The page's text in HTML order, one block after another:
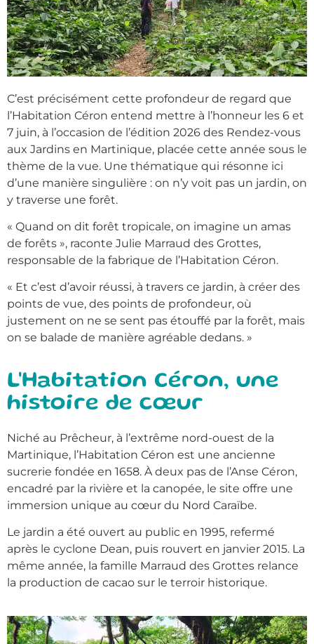
C’est précisément cette profondeur de regard que
l’Habitation Céron entend mettre à l’honneur les 6 et
7 juin, à l’occasion de l’édition 2026 des Rendez-vous
aux Jardins en Martinique, placée cette année sous le
thème de la vue. Une thématique qui résonne ici
d’une manière singulière : on n’y voit pas un jardin, on
y traverse une forêt.
« Quand on dit forêt tropicale, on imagine un amas
de forêts », raconte Julie Marraud des Grottes,
responsable de la fabrique de l’Habitation Céron.
« Et c’est d’avoir réussi, à travers ce jardin, à créer des
points de vue, des points de profondeur, où
justement on ne se sent pas étouffé par la forêt, mais
on se balade de manière agréable dedans. »
L'Habitation Céron, une
histoire de cœur
Niché au Prêcheur, à l’extrême nord-ouest de la
Martinique, l’Habitation Céron est une ancienne
sucrerie fondée en 1658. À deux pas de l’Anse Céron,
encadré par la rivière et la canopée, le site offre une
immersion unique au cœur du Nord Caraïbe.
Le jardin a été ouvert au public en 1995, refermé
après le cyclone Dean, puis rouvert en janvier 2015. La
même année, la famille Marraud des Grottes relance
la production de cacao sur le terroir historique.